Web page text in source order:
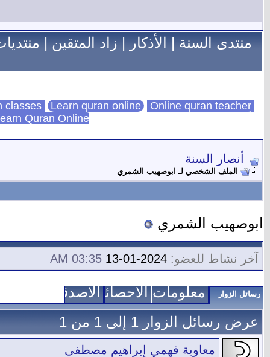
منتدى السنة|الأذكار|زاد المتقين|
Learn quran online Online quran teacher
Quran Online
أنصار السنة
الملف الشخصي لـ ابوصهيب الشمري
ابوصهيب الشمري
آخر نشاط للعضو: 03:35 AM
رسائل الزوار معلومات عنيالاحصائياتالأصدقاء
عرض رسائل الزوار 1 إلى
1من1
معاوية فهمي إبراهيم مصطفى